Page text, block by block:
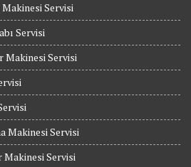
Servisi
Servisi
Makinesi Servisi
Makinesi Servisi
Makinesi Servisi